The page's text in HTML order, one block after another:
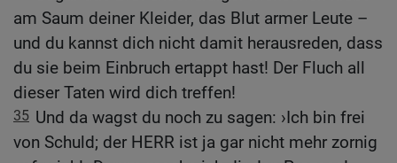
am Saum deiner Kleider, das Blut armer Leute –
und du kannst dich nicht damit herausreden, dass
du sie beim Einbruch ertappt hast! Der Fluch all
dieser Taten wird dich treffen!
35 Und da wagst du noch zu sagen: ›Ich bin frei
von Schuld; der HERR ist ja gar nicht mehr zornig